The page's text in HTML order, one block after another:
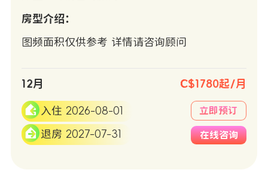
房型介绍：
图频面积仅供参考 详情请咨询顾问
12月 C$1780起/月
入住 2026-08-01
退房 2027-07-31
立即预订
在线咨询